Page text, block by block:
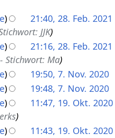
21:40, 28. Feb. 2021
JJK
21:16, 28. Feb. 2021
Stichwort: Ma
19:50, 7. Nov. 2020
19:48, 7. Nov. 2020
11:47, 19. Okt. 2020
11:43, 19. Okt. 2020